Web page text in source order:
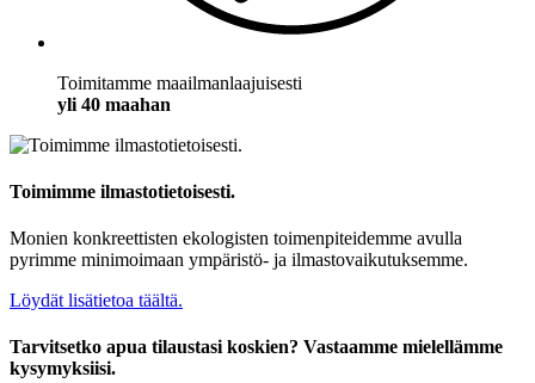
Toimitamme maailmanlaajuisesti
yli 40 maahan
Toimimme ilmastotietoisesti.
Monien konkreettisten ekologisten toimenpiteidemme avulla
pyrimme minimoimaan ympäristö- ja ilmastovaikutuksemme.
Löydät lisätietoa täältä.
Tarvitsetko apua tilaustasi koskien? Vastaamme mielellämme
kysymyksiisi.